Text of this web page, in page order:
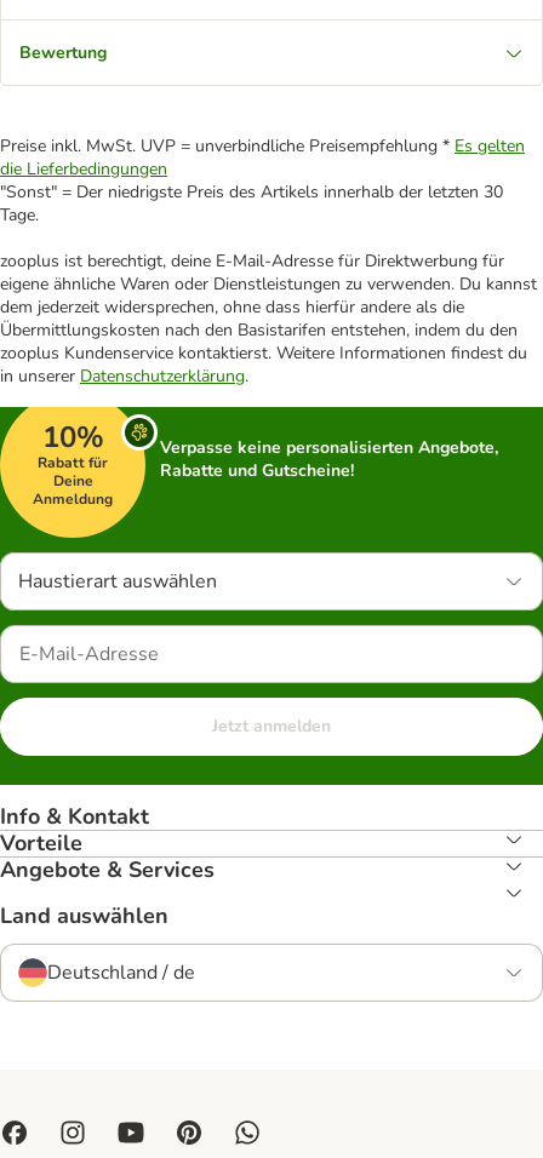
Bewertung
Preise inkl. MwSt. UVP = unverbindliche Preisempfehlung * Es gelten
die Lieferbedingungen
"Sonst" = Der niedrigste Preis des Artikels innerhalb der letzten 30
Tage.
zooplus ist berechtigt, deine E-Mail-Adresse für Direktwerbung für
eigene ähnliche Waren oder Dienstleistungen zu verwenden. Du kannst
dem jederzeit widersprechen, ohne dass hierfür andere als die
Übermittlungskosten nach den Basistarifen entstehen, indem du den
zooplus Kundenservice kontaktierst. Weitere Informationen findest du
in unserer Datenschutzerklärung.
10%
Rabatt für
Deine
Anmeldung
Verpasse keine personalisierten Angebote,
Rabatte und Gutscheine!
Haustierart auswählen
Jetzt anmelden
Info & Kontakt
Vorteile
Angebote & Services
Land auswählen
Deutschland / de